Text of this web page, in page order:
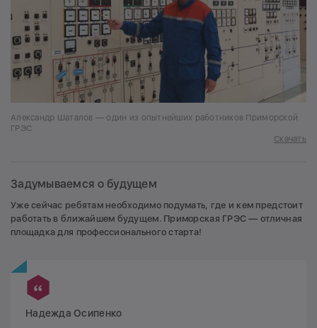
Александр Шаталов — один из опытнейших работников Приморской
ГРЭС
Скачать
Задумываемся о будущем
Уже сейчас ребятам необходимо подумать, где и кем предстоит
работать в ближайшем будущем. Приморская ГРЭС — отличная
площадка для профессионального старта!
Надежда Осипенко